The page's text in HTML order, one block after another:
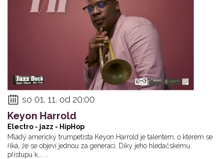
so 01. 11. od 20:00
Keyon Harrold
Electro - jazz - HipHop
Mladý americký trumpetista Keyon Harrold je talentem, o kterém se
říká, že se objeví jednou za generaci. Díky jeho hledačskému
přístupu k... ...